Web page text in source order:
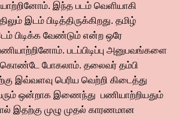
இந்த படம் வெளியாகி
இடம் பிடித்திருக்கிறது. தமிழ்
பிடிக்க வேண்டும் என்ற ஒரே
படப்பிடிப்பு அனுபவங்களை
போகலாம். தலைவர் தம்பி
இவ்வளவு பெரிய வெற்றி கிடைத்து
ஒன்றாக இணைந்து பணியாற்றியதும்
இதற்கு முழு முதல் காரணமான